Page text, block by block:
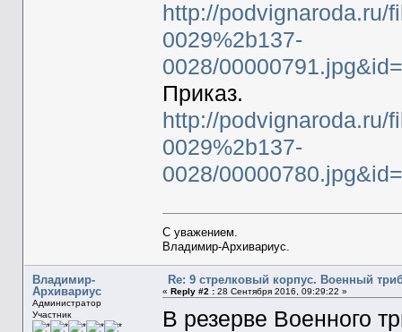
http://podvignaroda.ru/
0029%2b137-
0028/
Приказ.
http://podvignaroda.ru/
0029%2b137-
0028/
С уважением.
Владимир-Архивариус.
Владимир-
Архивариус
Администратор
Участник
Re: 9 стрелковый корпус. Военный
« Reply #2 :28 Сентября 2016, 09:29:22 »
В резерве Военного